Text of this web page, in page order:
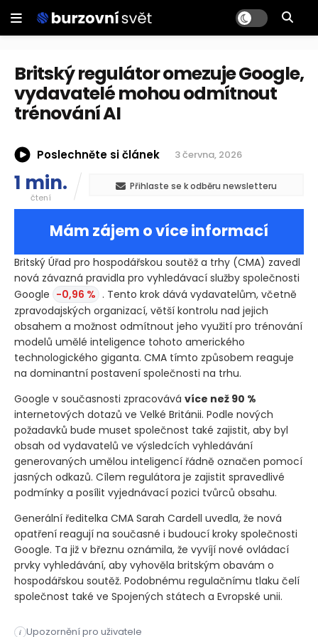
Britský regulátor omezuje Google,
vydavatelé mohou odmítnout
trénování AI
Poslechněte si článek 3 června, 2026
1 min.
čtení
Přihlaste se k odběru newsletteru
Mám zájem o více informací
Britský Úřad pro hospodářskou soutěž a trhy (CMA) zavedl
nová závazná pravidla pro vyhledávací služby společnosti
Google -0,96 % . Tento krok dává vydavatelům, včetně
zpravodajských organizací, větší kontrolu nad jejich
obsahem a možnost odmítnout jeho využití pro trénování
modelů umělé inteligence tohoto amerického
technologického giganta. CMA tímto způsobem reaguje
na dominantní postavení společnosti na trhu.
Google v současnosti zpracovává více než 90 %
internetových dotazů ve Velké Británii. Podle nových
požadavků bude muset společnost také zajistit, aby byl
obsah od vydavatelů ve výsledcích vyhledávání
generovaných umělou inteligencí řádně označen pomocí
jasných odkazů. Cílem regulátora je zajistit spravedlivé
podmínky a posílit vyjednávací pozici tvůrců obsahu.
Generální ředitelka CMA Sarah Cardell uvedla, že nová
opatření reagují na současné i budoucí kroky společnosti
Google. Ta již v březnu oznámila, že vyvíjí nové ovládací
prvky vyhledávání, aby vyhověla britským obavám o
hospodářskou soutěž. Podobnému regulačnímu tlaku čelí
společnost také ve Spojených státech a Evropské unii.
i Upozornění pro uživatele